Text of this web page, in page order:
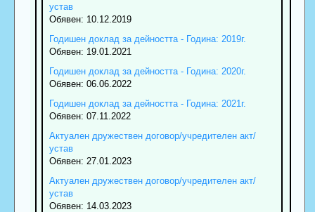
устав
Обявен: 10.12.2019
Годишен доклад за дейността - Година: 2019г.
Обявен: 19.01.2021
Годишен доклад за дейността - Година: 2020г.
Обявен: 06.06.2022
Годишен доклад за дейността - Година: 2021г.
Обявен: 07.11.2022
Актуален дружествен договор/учредителен акт/
устав
Обявен: 27.01.2023
Актуален дружествен договор/учредителен акт/
устав
Обявен: 14.03.2023